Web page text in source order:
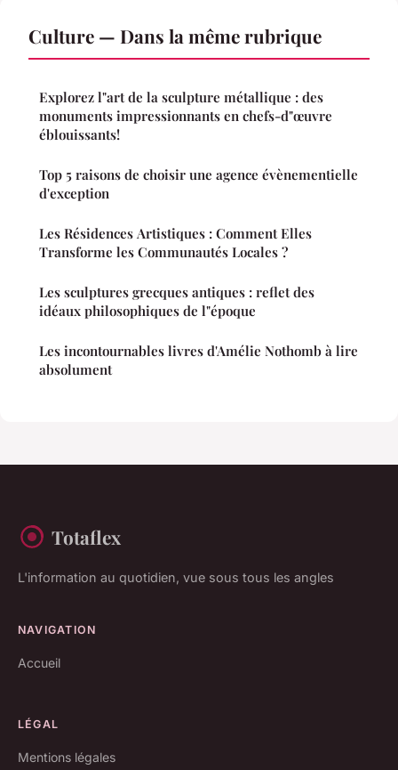
Culture — Dans la même rubrique
Explorez l"art de la sculpture métallique : des
monuments impressionnants en chefs-d"œuvre
éblouissants!
Top 5 raisons de choisir une agence évènementielle
d'exception
Les Résidences Artistiques : Comment Elles
Transforme les Communautés Locales ?
Les sculptures grecques antiques : reflet des
idéaux philosophiques de l"époque
Les incontournables livres d'Amélie Nothomb à lire
absolument
Totaflex
L'information au quotidien, vue sous tous les angles
NAVIGATION
Accueil
LÉGAL
Mentions légales